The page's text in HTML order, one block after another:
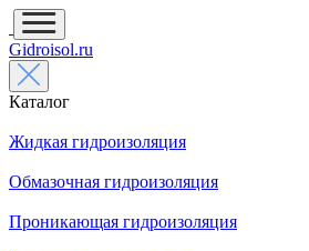
Gidroisol.ru
Каталог
Жидкая гидроизоляция
Обмазочная гидроизоляция
Проникающая гидроизоляция